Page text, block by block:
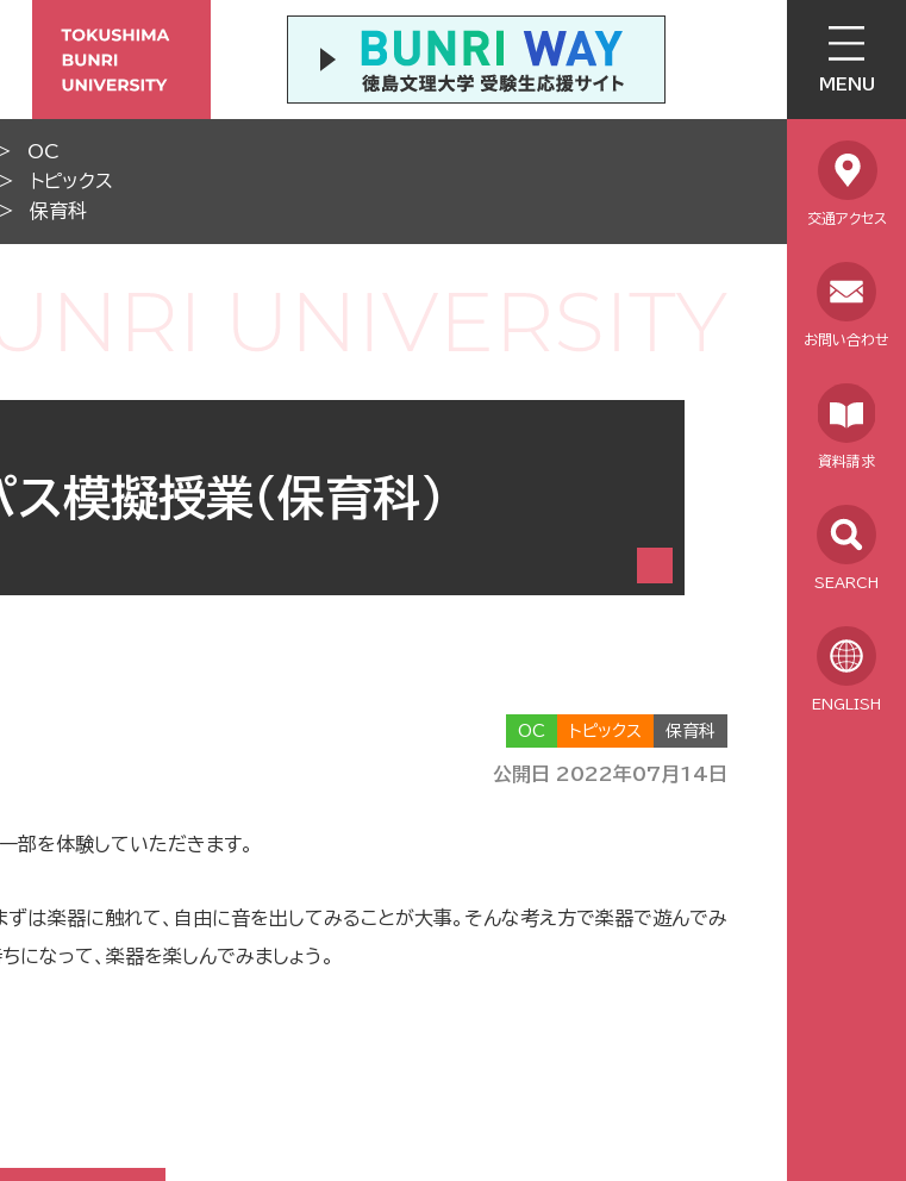
MENU
交通アクセス
お問い合わせ
資料請求
SEARCH
ENGLISH
OC
トピックス
保育科
模擬授業（保育科）
OC トピックス 保育科
公開日 2022年07月14日
部を体験していただきます。
は楽器に触れて、自由に音を出してみることが大事。そんな考え方で楽器で遊んでみ
になって、楽器を楽しんでみましょう。